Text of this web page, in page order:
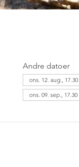
Andre datoer
ons. 12. aug., 17.30
ons. 09. sep., 17.30